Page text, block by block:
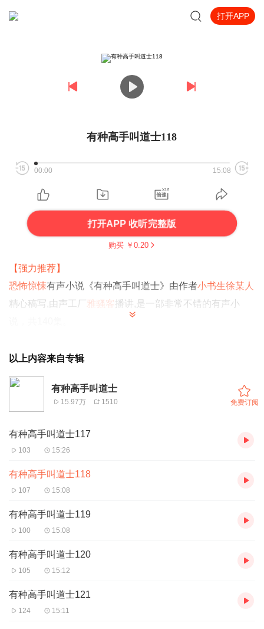
打开APP
有种高手叫道士118
00:00 15:08
打开APP 收听完整版
购买 ￥ 0.20
【强力推荐】
恐怖惊悚有声小说《有种高手叫道士》由作者小书生徐某人
精心稿写,由声工厂雅骚客播讲, 是一部非常不错的有声小
乖学生？当然不，捉鬼降魔，照样得做。
年代，舍我其谁。
【内容简介】
二十年前，茅山之巅的老君金身旁一位婴儿凭空而降，当代
茅山掌门称他为众生之子；这个婴儿被送到凡间，接受心智
锻炼，二十年后，他长大成人，却又背负上了应劫之人的名
鬼怪对他来说，都是信手拈来的小菜；
第二次自己遇鬼，就碰上了千年大劫的封印，从此世界都要
因此改变；
【购买须知】
1. 本书为付费有声书，如在充值
bestxml
以上内容来自专辑
有种高手叫道士
15.97万 1510 免费订阅
有种高手叫道士117
103 15:26
有种高手叫道士118
107 15:08
有种高手叫道士119
100 15:08
有种高手叫道士120
105 15:12
有种高手叫道士121
124 15:11